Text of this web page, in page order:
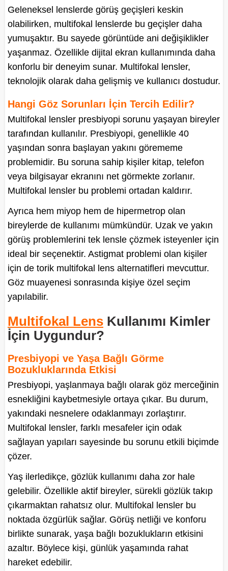
Geleneksel lenslerde görüş geçişleri keskin
olabilirken, multifokal lenslerde bu geçişler daha
yumuşaktır. Bu sayede görüntüde ani değişiklikler
yaşanmaz. Özellikle dijital ekran kullanımında daha
konforlu bir deneyim sunar. Multifokal lensler,
teknolojik olarak daha gelişmiş ve kullanıcı dostudur.
Hangi Göz Sorunları İçin Tercih Edilir?
Multifokal lensler presbiyopi sorunu yaşayan bireyler
tarafından kullanılır. Presbiyopi, genellikle 40
yaşından sonra başlayan yakını görememe
problemidir. Bu soruna sahip kişiler kitap, telefon
veya bilgisayar ekranını net görmekte zorlanır.
Multifokal lensler bu problemi ortadan kaldırır.
Ayrıca hem miyop hem de hipermetrop olan
bireylerde de kullanımı mümkündür. Uzak ve yakın
görüş problemlerini tek lensle çözmek isteyenler için
ideal bir seçenektir. Astigmat problemi olan kişiler
için de torik multifokal lens alternatifleri mevcuttur.
Göz muayenesi sonrasında kişiye özel seçim
yapılabilir.
Multifokal Lens Kullanımı Kimler
İçin Uygundur?
Presbiyopi ve Yaşa Bağlı Görme
Bozukluklarında Etkisi
Presbiyopi, yaşlanmaya bağlı olarak göz merceğinin
esnekliğini kaybetmesiyle ortaya çıkar. Bu durum,
yakındaki nesnelere odaklanmayı zorlaştırır.
Multifokal lensler, farklı mesafeler için odak
sağlayan yapıları sayesinde bu sorunu etkili biçimde
çözer.
Yaş ilerledikçe, gözlük kullanımı daha zor hale
gelebilir. Özellikle aktif bireyler, sürekli gözlük takıp
çıkarmaktan rahatsız olur. Multifokal lensler bu
noktada özgürlük sağlar. Görüş netliği ve konforu
birlikte sunarak, yaşa bağlı bozuklukların etkisini
azaltır. Böylece kişi, günlük yaşamında rahat
hareket edebilir.